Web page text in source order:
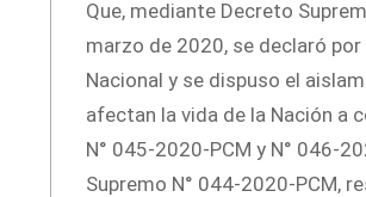
Que, mediante Decreto
marzo de 2020, se declaró
Nacional y se dispuso el
afectan la vida de la Nación a
N° 045-2020-PCM y N° 046-
Supremo N° 044-2020-PCM,